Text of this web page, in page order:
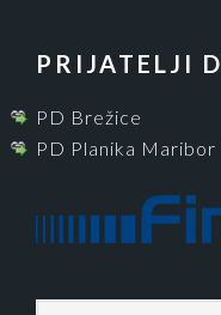
PRIJATELJI
PD Brežice
PD Planika Maribor